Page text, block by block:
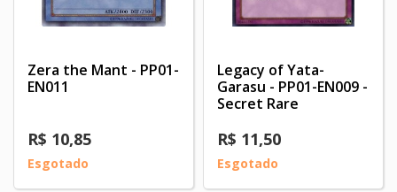
Zera the Mant - PP01-
EN011
R$ 10,85
Esgotado
Legacy of Yata-
Garasu - PP01-EN009 -
Secret Rare
R$ 11,50
Esgotado